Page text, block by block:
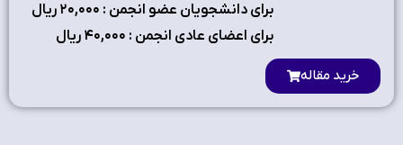
برای دانشجویان عضو انجمن : ۲٠,٠٠٠ ریال
برای اعضای عادی انجمن : ۴٠,٠٠٠ ریال
خرید مقاله